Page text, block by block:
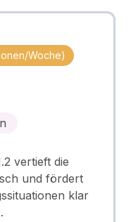
Woche)
vertieft die
und fördert
klar